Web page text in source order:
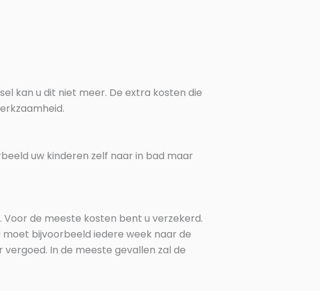
kan u dit niet meer. De extra kosten die
uw kinderen zelf naar in bad maar
de meeste kosten bent u verzekerd.
bijvoorbeeld iedere week naar de
In de meeste gevallen zal de